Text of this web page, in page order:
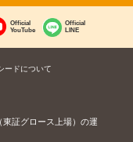
Official
YouTube
Official
LINE
ードについて
証グロース上場）の運